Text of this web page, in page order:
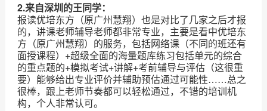
2.来自深圳的王同学：
报读优培东方（原广州慧翔）也是对比了几家之后才报
的，讲课老师辅导老师都非常专业，主要是看中优培东
方（原广州慧翔）的服务，包括网络课（不同的班还有
面授课程）+超级全面的海量题库练习包括单元的综合
的重点题的+模拟考试+讲解+考前辅导与评估（这很重
要）能够给出专业评价并辅助预估通过可能性……总之
很棒，跟上老师节奏都可以轻松通过，不错的培训机
构，个人非常认可。